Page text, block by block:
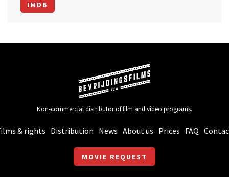
IMDB
Non-commercial distributor of film and video programs.
& rights Distribution News About us Prices FAQ
MOVIE REQUEST